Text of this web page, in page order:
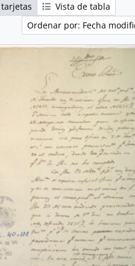
Vista de tabla
Ordenar por: Fecha